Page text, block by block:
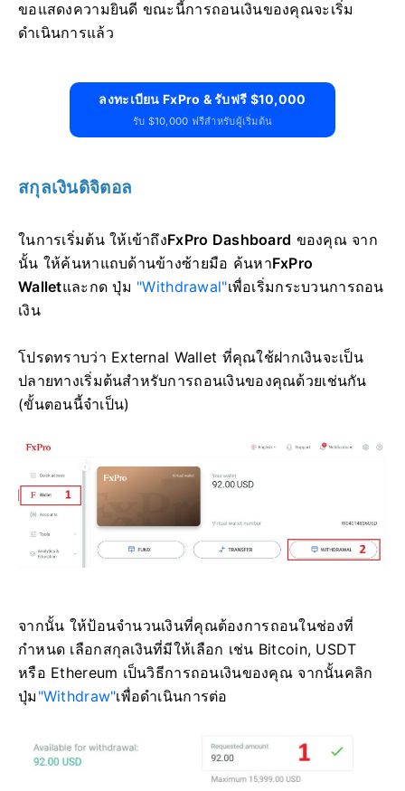
ขอแสดงความยินดี ขณะนี้การถอนเงินของคุณจะเริ่ม
ดำเนินการแล้ว
ลงทะเบียน FxPro & รับฟรี $10,000
รับ $10,000 ฟรีสำหรับผู้เริ่มต้น
สกุลเงินดิจิตอล
ในการเริ่มต้น ให้เข้าถึงFxPro Dashboard ของคุณ จาก
นั้น ให้ค้นหาแถบด้านข้างซ้ายมือ ค้นหาFxPro
Walletและกด ปุ่ม "Withdrawal"เพื่อเริ่มกระบวนการถอน
เงิน
โปรดทราบว่า External Wallet ที่คุณใช้ฝากเงินจะเป็น
ปลายทางเริ่มต้นสำหรับการถอนเงินของคุณด้วยเช่นกัน
(ขั้นตอนนี้จำเป็น)
จากนั้น ให้ป้อนจำนวนเงินที่คุณต้องการถอนในช่องที่
กำหนด เลือกสกุลเงินที่มีให้เลือก เช่น Bitcoin, USDT
หรือ Ethereum เป็นวิธีการถอนเงินของคุณ จากนั้นคลิก
ปุ่ม "Withdraw"เพื่อดำเนินการต่อ